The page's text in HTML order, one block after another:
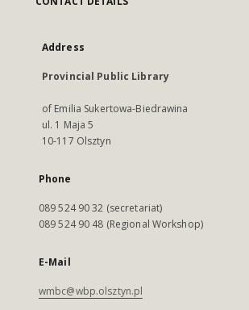
Address
Provincial Public Library
of Emilia Sukertowa-Biedrawina
ul. 1 Maja 5
10-117 Olsztyn
Phone
089 524 90 32 (secretariat)
089 524 90 48 (Regional Workshop)
E-Mail
wmbc@wbp.olsztyn.pl